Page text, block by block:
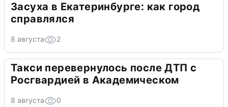
Засуха в Екатеринбурге: как город
справлялся
8 августа 2
Такси перевернулось после ДТП с
Росгвардией в Академическом
8 августа 0